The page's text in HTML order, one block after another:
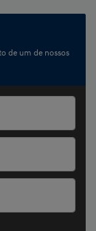
de um de nossos